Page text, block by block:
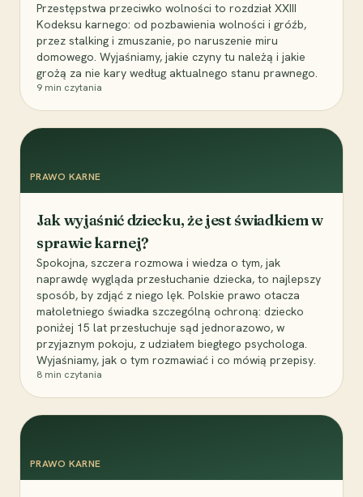
Przestępstwa przeciwko wolności to rozdział XXIII
Kodeksu karnego: od pozbawienia wolności i gróźb,
przez stalking i zmuszanie, po naruszenie miru
domowego. Wyjaśniamy, jakie czyny tu należą i jakie
grożą za nie kary według aktualnego stanu prawnego.
9 min czytania
PRAWO KARNE
Jak wyjaśnić dziecku, że jest świadkiem w
sprawie karnej?
Spokojna, szczera rozmowa i wiedza o tym, jak
naprawdę wygląda przesłuchanie dziecka, to najlepszy
sposób, by zdjąć z niego lęk. Polskie prawo otacza
małoletniego świadka szczególną ochroną: dziecko
poniżej 15 lat przesłuchuje sąd jednorazowo, w
przyjaznym pokoju, z udziałem biegłego psychologa.
Wyjaśniamy, jak o tym rozmawiać i co mówią przepisy.
8 min czytania
PRAWO KARNE